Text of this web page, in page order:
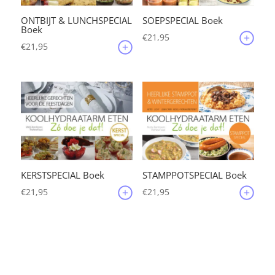
ONTBIJT & LUNCHSPECIAL
Boek
€21,95
SOEPSPECIAL Boek
€21,95
KERSTSPECIAL Boek
€21,95
STAMPPOTSPECIAL Boek
€21,95